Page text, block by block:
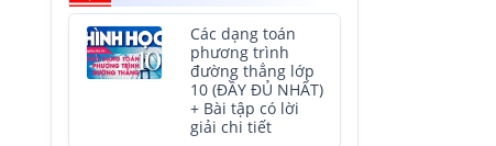
Các dạng toán
phương trình
đường thẳng lớp
10 (ĐẦY ĐỦ NHẤT)
+ Bài tập có lời
giải chi tiết